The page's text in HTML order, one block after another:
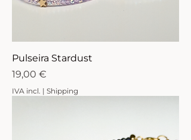
Pulseira Stardust
Preço
19,00 €
IVA incl. | Shipping